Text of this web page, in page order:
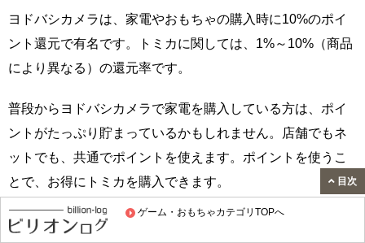
ゲーム・おもちゃカテゴリTOPへ
ヨドバシカメラは、家電やおもちゃの購入時に10%のポイ
ント還元で有名です。トミカに関しては、1%～10%（商品
により異なる）の還元率です。
普段からヨドバシカメラで家電を購入している方は、ポイ
ントがたっぷり貯まっているかもしれません。店舗でもネ
ットでも、共通でポイントを使えます。ポイントを使うこ
とで、お得にトミカを購入できます。
↓公式Webサイトをみてみる↓
目次